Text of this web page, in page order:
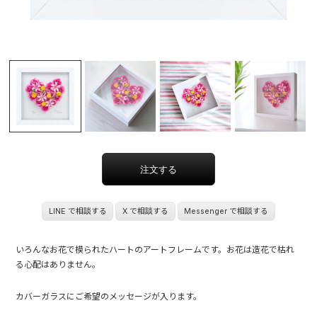
LINE で相談する X で相談する Messenger で相談する
いろんなお花で模られたハートのアートフレームです。お花は造花で枯れ
る心配はありません。
カバーガラスにご希望のメッセージが入ります。